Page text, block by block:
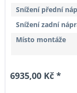
Snížení přední
Snížení zadní
Místo montáže
6935,00 Kč *